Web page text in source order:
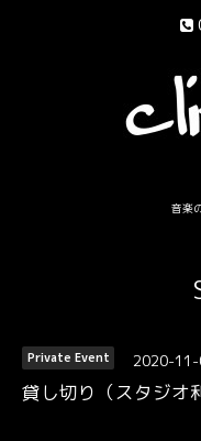
音楽
Private Event 2020-
貸し切り（スタジオ